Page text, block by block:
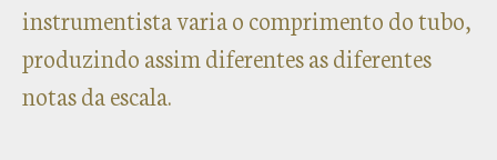
instrumentista varia o comprimento do tubo,
produzindo assim diferentes as diferentes
notas da escala.